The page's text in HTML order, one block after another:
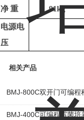
净 重 91kg
电源电
压
相关产品
BMJ-800C双开门可编程
BMJ-400C可编程霉菌培